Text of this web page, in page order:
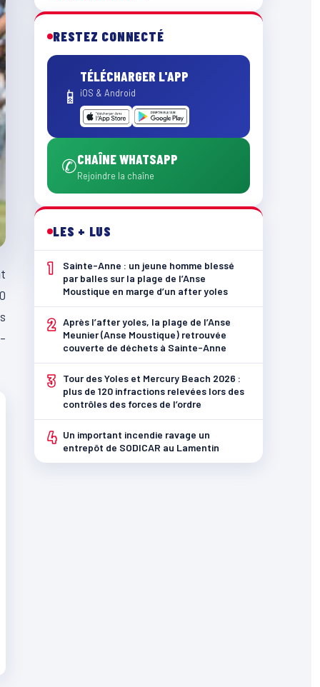
RESTEZ CONNECTÉ
📱
TÉLÉCHARGER L'APP
iOS & Android
✆CHAÎNE WHATSAPP
Rejoindre la chaîne
LES + LUS
1
Sainte-Anne : un jeune homme blessé
par balles sur la plage de l’Anse
Moustique en marge d’un after yoles
2 Après l’after yoles, la plage de l’Anse
Meunier (Anse Moustique) retrouvée
couverte de déchets à Sainte-Anne
3
Tour des Yoles et Mercury Beach 2026 :
plus de 120 infractions relevées lors des
contrôles des forces de l’ordre
4 Un important incendie ravage un
entrepôt de SODICAR au Lamentin